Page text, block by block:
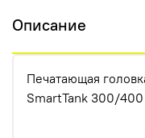
Описание
Печатающая
SmartTank 300/400